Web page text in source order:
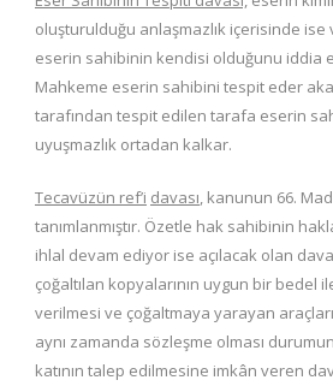
oluşturulduğu anlaşmazlık içerisinde
eserin sahibinin kendisi olduğunu iddia
Mahkeme eserin sahibini tespit eder
tarafından tespit edilen tarafa eserin
uyuşmazlık ortadan kalkar.
Tecavüzün ref’i davası, kanunun 66.
tanımlanmıştır. Özetle hak sahibinin
ihlal devam ediyor ise açılacak olan
çoğaltılan kopyalarının uygun bir bedel
verilmesi ve çoğaltmaya yarayan
aynı zamanda sözleşme olması
katının talep edilmesine imkân veren